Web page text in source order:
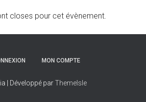
closes pour cet évènement.
MON COMPTE
| Développé parThemeIsle